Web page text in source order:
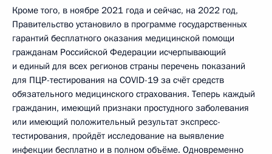
Кроме того, в ноябре 2021 года и сейчас, на 2022 год,
Правительство установило в программе государственных
гарантий бесплатного оказания медицинской помощи
гражданам Российской Федерации исчерпывающий
и единый для всех регионов страны перечень показаний
для ПЦР-тестирования на COVID-19 за счёт средств
обязательного медицинского страхования. Теперь каждый
гражданин, имеющий признаки простудного заболевания
или имеющий положительный результат экспресс-
тестирования, пройдёт исследование на выявление
инфекции бесплатно и в полном объёме. Одновременно